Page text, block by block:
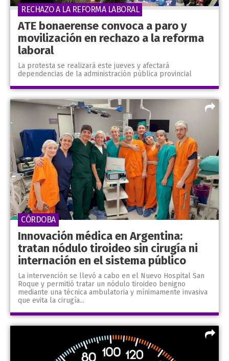
ATE bonaerense convoca a paro y
movilización en rechazo a la reforma
laboral
La protesta se realizará este jueves y afectará
dependencias de la administración pública provincial
RECHAZO A LA REFORMA LABORAL
Innovación médica en Argentina:
tratan nódulo tiroideo sin cirugía ni
internación en el sistema público
La intervención se llevó a cabo en el Nuevo Hospital San
Roque y permitió tratar un nódulo tiroideo benigno
mediante una técnica ambulatoria y mínimamente invasiva
que evita la cirugía...
CÓRDOBA